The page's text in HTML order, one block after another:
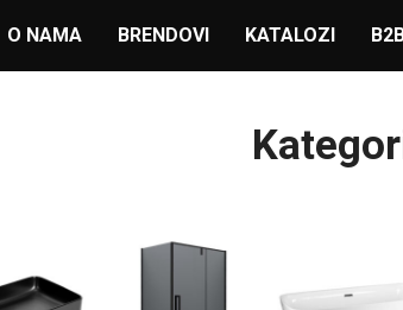
O NAMA BRENDOVI KATALOZI